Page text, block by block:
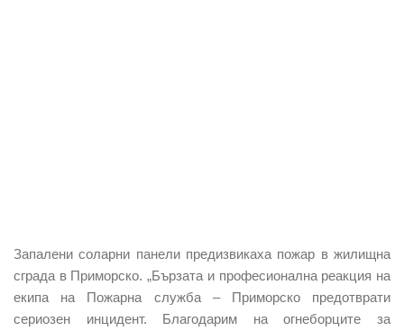
Запалени соларни панели предизвикаха пожар в жилищна
сграда в Приморско. „Бързата и професионална реакция на
екипа на Пожарна служба – Приморско предотврати
сериозен инцидент. Благодарим на огнеборците за